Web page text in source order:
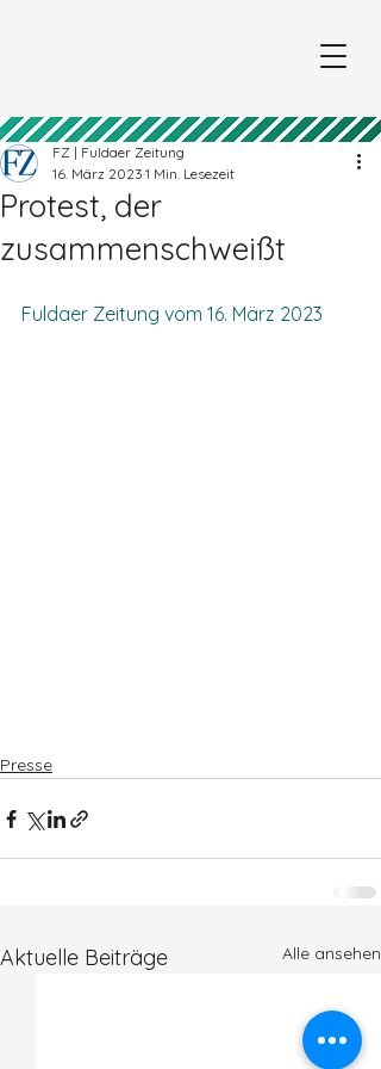
Protest, der
zusammenschweißt
FZ | Fuldaer Zeitung
16. März 2023 1 Min. Lesezeit
Fuldaer Zeitung vom 16. März 2023
Presse
Aktuelle Beiträge Alle ansehen